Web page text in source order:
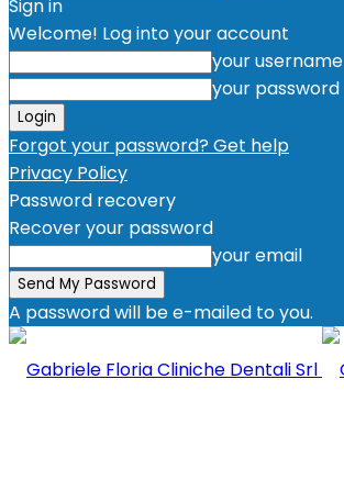
Sign in
Welcome! Log into your account
your username
your password
Forgot your password? Get help
Privacy Policy
Password recovery
Recover your password
your email
A password will be e-mailed to you.